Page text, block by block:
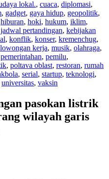
lokal., cuaca, diplomasi,
, gadget, gaya hidup, geopolitik,
hiburan, hoki, hukum, iklim,
jadwal pertandingan, kebijakan
, konflik, konser, kremenchug,
lowongan kerja, musik, olahraga,
pemerintahan, pemilu,
, poltava oblast, restoran, rumah
, serial, startup, teknologi,
universitas, vaksin
pasokan listrik
wilayah garis